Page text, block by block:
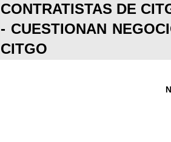
CONTRATISTAS DE
- CUESTIONAN
CITGO